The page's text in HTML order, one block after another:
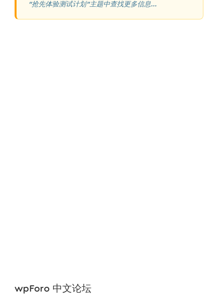
“抢先体验测试计划”主题中查找更多信息...
wpForo 中文论坛